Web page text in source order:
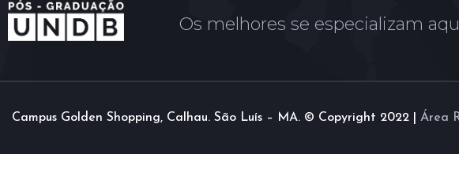
Os melhores se especializam
Campus Golden Shopping, Calhau. São Luís – MA. © Copyright 2022 | Área